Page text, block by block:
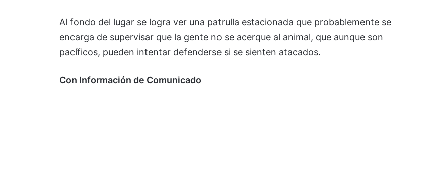
Al fondo del lugar se logra ver una patrulla estacionada que probablemente se
encarga de supervisar que la gente no se acerque al animal, que aunque son
pacíficos, pueden intentar defenderse si se sienten atacados.
Con Información de Comunicado